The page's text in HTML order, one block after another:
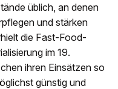
üblich, an denen
und stärken
die Fast-Food-
im 19.
ihren Einsätzen so
günstig und